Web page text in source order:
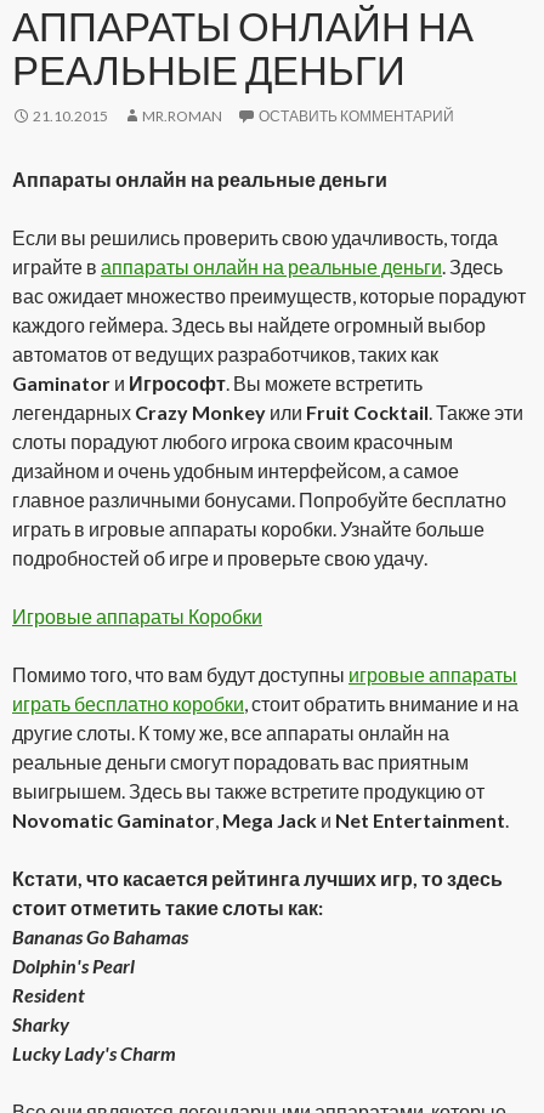
АППАРАТЫ ОНЛАЙН НА
РЕАЛЬНЫЕ ДЕНЬГИ
21.10.2015 MR.ROMAN ОСТАВИТЬ КОММЕНТАРИЙ
Аппараты онлайн на реальные деньги
Если вы решились проверить свою удачливость, тогда
играйте в аппараты онлайн на реальные деньги. Здесь
вас ожидает множество преимуществ, которые порадуют
каждого геймера. Здесь вы найдете огромный выбор
автоматов от ведущих разработчиков, таких как
Gaminator и Игрософт. Вы можете встретить
легендарных Crazy Monkey или Fruit Cocktail. Также эти
слоты порадуют любого игрока своим красочным
дизайном и очень удобным интерфейсом, а самое
главное различными бонусами. Попробуйте бесплатно
играть в игровые аппараты коробки. Узнайте больше
подробностей об игре и проверьте свою удачу.
Игровые аппараты Коробки
Помимо того, что вам будут доступны игровые аппараты
играть бесплатно коробки, стоит обратить внимание и на
другие слоты. К тому же, все аппараты онлайн на
реальные деньги смогут порадовать вас приятным
выигрышем. Здесь вы также встретите продукцию от
Novomatic Gaminator, Mega Jack и Net Entertainment.
Кстати, что касается рейтинга лучших игр, то здесь
стоит отметить такие слоты как:
Bananas Go Bahamas
Dolphin's Pearl
Resident
Sharky
Lucky Lady's Charm